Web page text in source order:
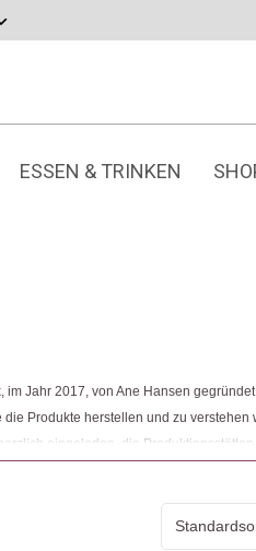
ESSEN & TRINKEN
im Jahr 2017, von Ane Hansen
die Produkte herstellen und zu verstehen
eingeladen, die
so herzlich und glücklich, Produkte